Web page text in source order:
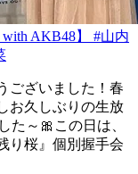
AKB48】 #山内
ございました！春
お久しぶりの生放
た～🎀この日は、
り桜』個別握手会